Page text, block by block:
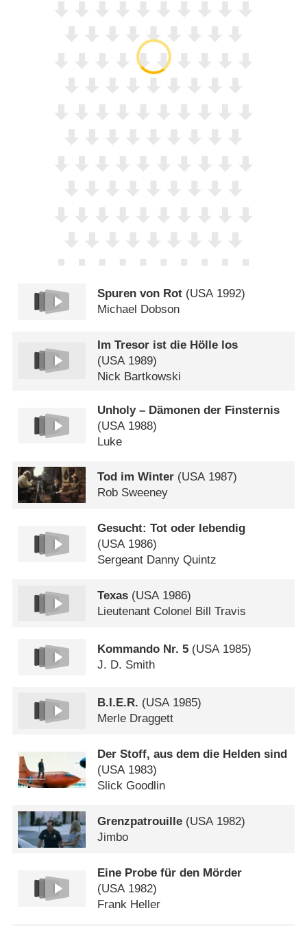
Spuren von Rot (USA1992)
Michael Dobson
Im Tresor ist die Hölle los
(USA1989)
Nick Bartkowski
Unholy – Dämonen der Finsternis
(USA 1988)
Luke
Tod im Winter (USA1987)
Rob Sweeney
Gesucht: Tot oder lebendig
(USA1986)
Sergeant Danny Quintz
Texas (USA1986)
Lieutenant Colonel Bill Travis
Kommando Nr. 5 (USA1985)
J. D. Smith
B.I.E.R. (USA1985)
Merle Draggett
Der Stoff, aus dem die Helden sind
(USA1983)
Slick Goodlin
Grenzpatrouille (USA1982)
Jimbo
Eine Probe für den Mörder
(USA1982)
Frank Heller